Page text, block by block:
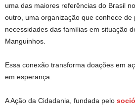
uma das maiores referências do Brasil
outro, uma organização que conhece de
necessidades das famílias em situação
Manguinhos.
Essa conexão transforma doações em
em esperança.
A Ação da Cidadania, fundada pelo